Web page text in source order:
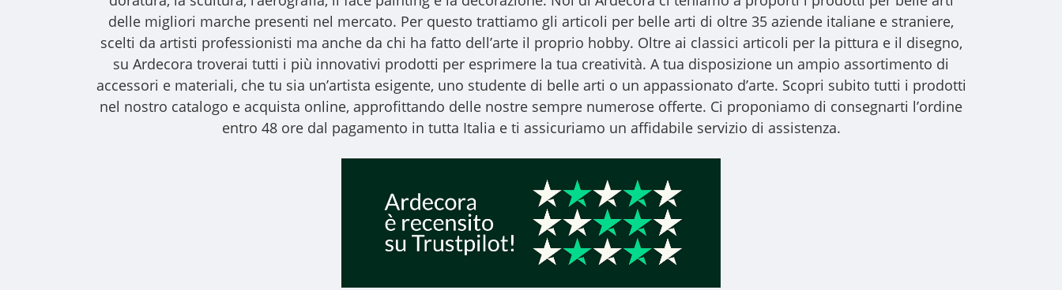
delle migliori marche presenti nel mercato. Per questo trattiamo gli articoli per belle arti di oltre 35 aziende italiane e straniere,
scelti da artisti professionisti ma anche da chi ha fatto dell’arte il proprio hobby. Oltre ai classici articoli per la pittura e il disegno,
su Ardecora troverai tutti i più innovativi prodotti per esprimere la tua creatività. A tua disposizione un ampio assortimento di
accessori e materiali, che tu sia un’artista esigente, uno studente di belle arti o un appassionato d’arte. Scopri subito tutti i prodotti
nel nostro catalogo e acquista online, approfittando delle nostre sempre numerose offerte. Ci proponiamo di consegnarti l’ordine
entro 48 ore dal pagamento in tutta Italia e ti assicuriamo un affidabile servizio di assistenza.